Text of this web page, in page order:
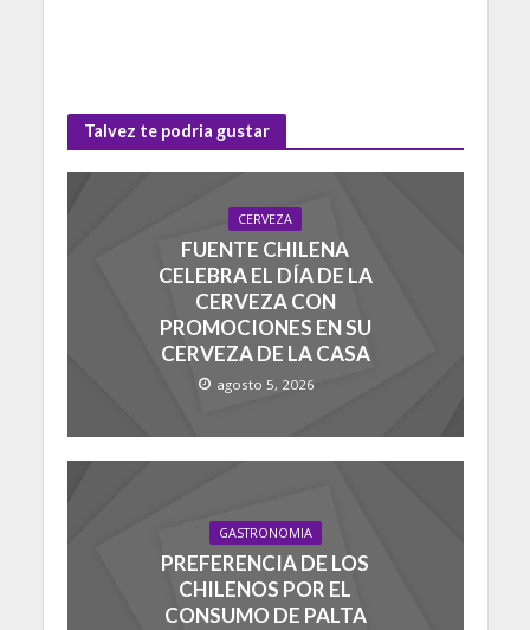
Talvez te podria gustar
CERVEZA
FUENTE CHILENA
CELEBRA EL DÍA DE LA
CERVEZA CON
PROMOCIONES EN SU
CERVEZA DE LA CASA
agosto 5, 2026
GASTRONOMIA
PREFERENCIA DE LOS
CHILENOS POR EL
CONSUMO DE PALTA